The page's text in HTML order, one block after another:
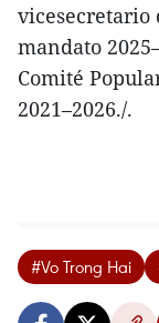
mandato
Comité
2021–2026./.
#Vo Trong Hai